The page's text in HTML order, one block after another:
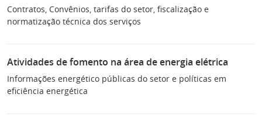
Contratos, Convênios, tarifas do setor, fiscalização e
normatização técnica dos serviços
Atividades de fomento na área de energia elétrica
Informações energético públicas do setor e políticas em
eficiência energética